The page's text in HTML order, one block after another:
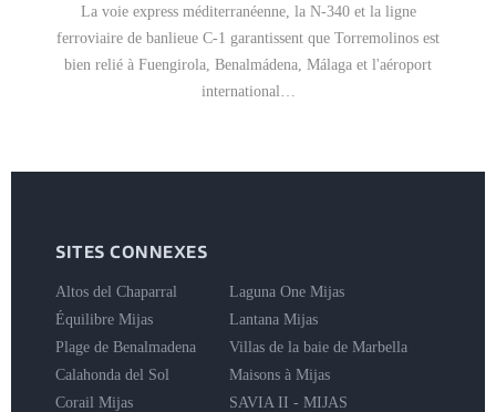
La voie express méditerranéenne, la N-340 et la ligne
ferroviaire de banlieue C-1 garantissent que Torremolinos est
bien relié à Fuengirola, Benalmádena, Málaga et l'aéroport
international…
SITES CONNEXES
Altos del Chaparral
Équilibre Mijas
Plage de Benalmadena
Calahonda del Sol
Corail Mijas
Laguna One Mijas
Lantana Mijas
Villas de la baie de Marbella
Maisons à Mijas
SAVIA II - MIJAS